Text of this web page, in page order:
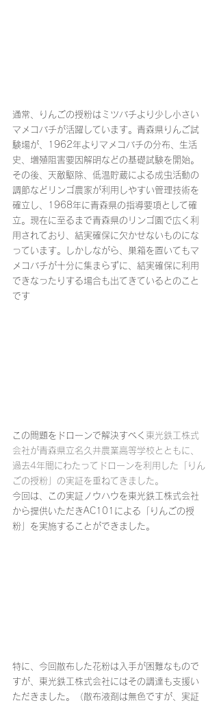
通常、りんごの授粉はミツバチより少し小さい
マメコバチが活躍しています。青森県りんご試
験場が、1962年よりマメコバチの分布、生活
史、増殖阻害要因解明などの基礎試験を開始。
その後、天敵駆除、低温貯蔵による成虫活動の
調節などリンゴ農家が利用しやすい管理技術を
確立し、1968年に青森県の指導要項として確
立。現在に至るまで青森県のリンゴ園で広く利
用されており、結実確保に欠かせないものにな
っています。しかしながら、巣箱を置いてもマ
メコバチが十分に集まらずに、結実確保に利用
できなったりする場合も出てきているとのこと
です
この問題をドローンで解決すべく 東光鉄工株式
会社が青森県立名久井農業高等学校とともに、
過去4年間にわたってドローンを利用した「りん
ごの授粉」の実証を重ねてきました。
今回は、この実証ノウハウを東光鉄工株式会社
から提供いただきAC101による「りんごの授
粉」を実施することができました。
特に、今回散布した花粉は入手が困難なもので
すが、東光鉄工株式会社にはその調達も支援い
ただきました。（散布液剤は無色ですが、実証